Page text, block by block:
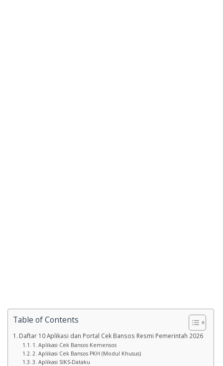
Table of Contents
Daftar 10 Aplikasi dan Portal Cek Bansos Resmi Pemerintah 2026
1. Aplikasi Cek Bansos Kemensos
2. Aplikasi Cek Bansos PKH (Modul Khusus)
3. Aplikasi SIKS-Dataku